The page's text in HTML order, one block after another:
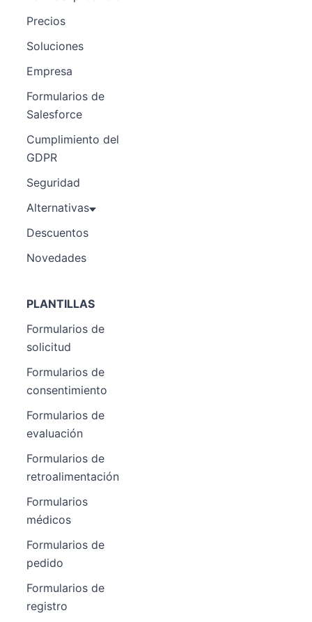
Precios
Soluciones
Empresa
Formularios de
Salesforce
Cumplimiento del
GDPR
Seguridad
Alternativas
Descuentos
Novedades
PLANTILLAS
Formularios de
solicitud
Formularios de
consentimiento
Formularios de
evaluación
Formularios de
retroalimentación
Formularios
médicos
Formularios de
pedido
Formularios de
registro